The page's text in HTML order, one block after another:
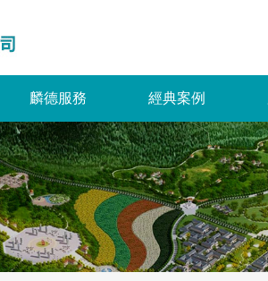
麟德服務 經典案例